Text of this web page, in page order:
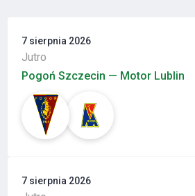
7 sierpnia 2026
Jutro
Pogoń Szczecin — Motor Lublin
7 sierpnia 2026